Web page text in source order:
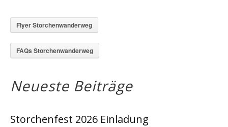
Flyer Storchenwanderweg
FAQs Storchenwanderweg
Neueste Beiträge
Storchenfest 2026 Einladung